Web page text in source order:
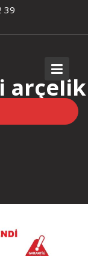
39
arçelik